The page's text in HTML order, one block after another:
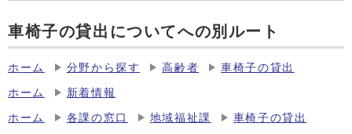
車椅子の貸出についてへの別ルート
ホーム 分野から探す 高齢者 車椅子の貸出
ホーム 新着情報
ホーム 各課の窓口 地域福祉課 車椅子の貸出